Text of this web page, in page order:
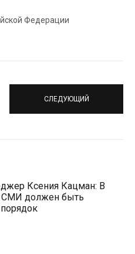
Федерации
СЛЕДУЮЩИЙ
Ксения Кацман: В
СМИ должен быть